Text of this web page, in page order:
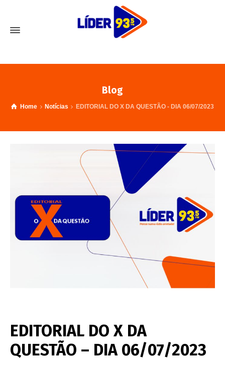
Blog
Home Notícias EDITORIAL DO X DA QUESTÃO - DIA 06/07/2023
EDITORIAL DO X DA
QUESTÃO – DIA 06/07/2023